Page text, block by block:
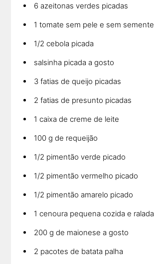
6 azeitonas verdes picadas
1 tomate sem pele e sem
1/2 cebola picada
salsinha picada a gosto
3 fatias de queijo picadas
2 fatias de presunto picadas
1 caixa de creme de leite
100 g de requeijão
1/2 pimentão verde picado
1/2 pimentão vermelho picado
1/2 pimentão amarelo picado
1 cenoura pequena cozida e ralada
200 g de maionese a gosto
2 pacotes de batata palha